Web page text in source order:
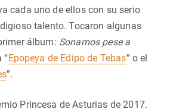
cada uno de ellos con su serio
talento. Tocaron algunas
álbum: Sonamos pese a
“Epopeya de Edipo de Tebas” o el
”.
Princesa de Asturias de 2017.